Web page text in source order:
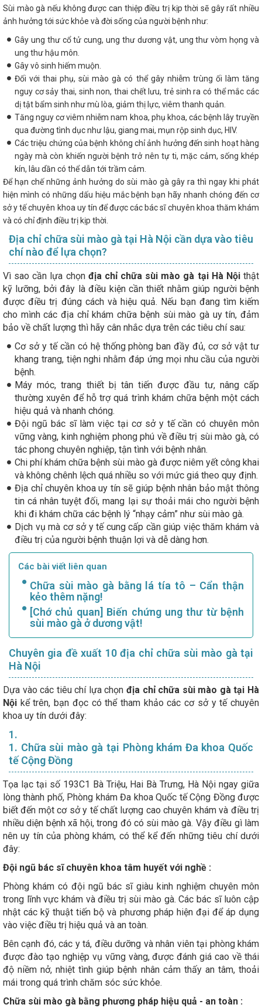
Sùi mào gà nếu không được can thiệp điều trị kịp thời sẽ gây rất nhiều
ảnh hưởng tới sức khỏe và đời sống của người bệnh như:
Gây ung thư cổ tử cung, ung thư dương vật, ung thư vòm họng và
ung thư hậu môn.
Gây vô sinh hiếm muộn.
Đối với thai phụ, sùi mào gà có thể gây nhiễm trùng ối làm tăng
nguy cơ sảy thai, sinh non, thai chết lưu, trẻ sinh ra có thể mắc các
dị tật bẩm sinh như mù lòa, giảm thị lực, viêm thanh quản.
Tăng nguy cơ viêm nhiễm nam khoa, phụ khoa, các bệnh lây truyền
qua đường tình dục như lậu, giang mai, mụn rộp sinh dục, HIV.
Các triệu chứng của bệnh không chỉ ảnh hưởng đến sinh hoạt hàng
ngày mà còn khiến người bệnh trở nên tự ti, mặc cảm, sống khép
kín, lâu dần có thể dẫn tới trầm cảm.
Để hạn chế những ảnh hưởng do sùi mào gà gây ra thì ngay khi phát
hiện mình có những dấu hiệu mắc bệnh bạn hãy nhanh chóng đến cơ
sở y tế chuyên khoa uy tín để được các bác sĩ chuyên khoa thăm khám
và có chỉ định điều trị kịp thời.
Địa chỉ chữa sùi mào gà tại Hà Nội cần dựa vào tiêu
chí nào để lựa chọn?
Vì sao cần lựa chọn địa chỉ chữa sùi mào gà tại Hà Nộithật
kỹ lưỡng, bởi đây là điều kiện cần thiết nhằm giúp người bệnh
được điều trị đúng cách và hiệu quả. Nếu bạn đang tìm kiếm
cho mình các địa chỉ khám chữa bệnh sùi mào gà uy tín, đảm
bảo về chất lượng thì hãy cân nhắc dựa trên các tiêu chí sau:
Cơ sở y tế cần có hệ thống phòng ban đầy đủ, cơ sở vật tư
khang trang, tiện nghi nhằm đáp ứng mọi nhu cầu của người
bệnh.
Máy móc, trang thiết bị tân tiến được đầu tư, nâng cấp
thường xuyên để hỗ trợ quá trình khám chữa bệnh một cách
hiệu quả và nhanh chóng.
Đội ngũ bác sĩ làm việc tại cơ sở y tế cần có chuyên môn
vững vàng, kinh nghiệm phong phú về điều trị sùi mào gà, có
tác phong chuyên nghiệp, tận tình với bệnh nhân.
Chi phí khám chữa bệnh sùi mào gà được niêm yết công khai
và không chênh lệch quá nhiều so với mức giá theo quy định.
Địa chỉ chuyên khoa uy tín sẽ giúp bệnh nhân bảo mật thông
tin cá nhân tuyệt đối, mang lại sự thoải mái cho người bệnh
khi đi khám chữa các bệnh lý “nhạy cảm” như sùi mào gà.
Dịch vụ mà cơ sở y tế cung cấp cần giúp việc thăm khám và
điều trị của người bệnh thuận lợi và dễ dàng hơn.
Các bài viết liên quan
Chữa sùi mào gà bằng lá tía tô – Cẩn thận
kẻo thêm nặng!
[Chớ chủ quan] Biến chứng ung thư từ bệnh
sùi mào gà ở dương vật!
Chuyên gia đề xuất 10 địa chỉ chữa sùi mào gà tại
Hà Nội
Dựa vào các tiêu chí lựa chọn địa chỉ chữa sùi mào gà tại Hà
Nội kể trên, bạn đọc có thể tham khảo các cơ sở y tế chuyên
khoa uy tín dưới đây:
1.
1. Chữa sùi mào gà tại Phòng khám Đa khoa Quốc
tế Cộng Đồng
Tọa lạc tại số 193C1 Bà Triệu, Hai Bà Trưng, Hà Nội ngay giữa
lòng thành phố, Phòng khám Đa khoa Quốc tế Cộng Đồng được
biết đến một cơ sở y tế chất lượng cao chuyên khám và điều trị
nhiều diện bệnh xã hội, trong đó có sùi mào gà. Vậy điều gì làm
nên uy tín của phòng khám, có thể kể đến những tiêu chí dưới
đây:
Đội ngũ bác sĩ chuyên khoa tâm huyết với nghề :
Phòng khám có đội ngũ bác sĩ giàu kinh nghiệm chuyên môn
trong lĩnh vực khám và điều trị sùi mào gà. Các bác sĩ luôn cập
nhật các kỹ thuật tiến bộ và phương pháp hiện đại để áp dụng
vào việc điều trị hiệu quả và an toàn.
Bên cạnh đó, các y tá, điều dưỡng và nhân viên tại phòng khám
được đào tạo nghiệp vụ vững vàng, được đánh giá cao về thái
độ niềm nở, nhiệt tình giúp bệnh nhân cảm thấy an tâm, thoải
mái trong quá trình chăm sóc sức khỏe.
Chữa sùi mào gà bằng phương pháp hiệu quả - an toàn :